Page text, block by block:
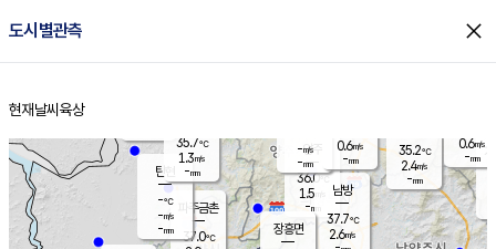
도시별관측 close
홈
현재날씨 육상
양주
36.0℃
1.5
-mm
파주금촌
37.0℃
35.2℃
2.4m/s
-mm
탄현
-℃
-m/s
-mm
0.6m/s
-mm
남방
37.7℃
2.6m/s
장흥면
-m/s
-mm
35.7℃
1.3m/s
-mm
0.6m/s
-mm